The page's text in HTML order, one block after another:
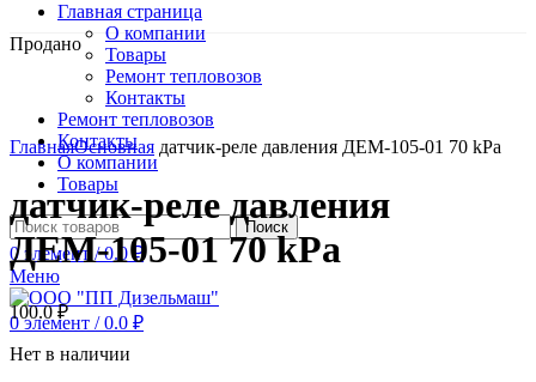
Главная страница
О компании
Товары
Ремонт тепловозов
Контакты
Ремонт тепловозов
Контакты
О компании
Товары
Поиск
0элемент / 0.0₽
Меню
0элемент / 0.0 ₽
Продано
Нажмите, чтобы увеличить
ГлавнаяОсновная датчик-реле давления ДЕМ-105-01 70 kPa
датчик-реле давления
ДЕМ-105-01 70 kPa
100.0₽
Нет в наличии